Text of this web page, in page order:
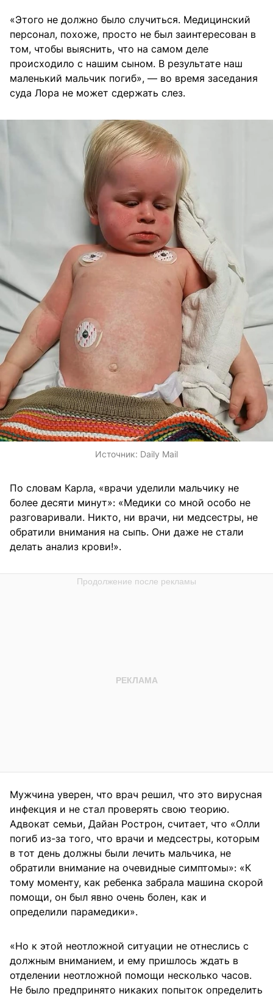
«Этого не должно было случиться. Медицинский
персонал, похоже, просто не был заинтересован в
том, чтобы выяснить, что на самом деле
происходило с нашим сыном. В результате наш
маленький мальчик погиб», — во время заседания
суда Лора не может сдержать слез.
Источник: Daily Mail
По словам Карла, «врачи уделили мальчику не
более десяти минут»: «Медики со мной особо не
разговаривали. Никто, ни врачи, ни медсестры, не
обратили внимания на сыпь. Они даже не стали
делать анализ крови!».
Мужчина уверен, что врач решил, что это вирусная
инфекция и не стал проверять свою теорию.
Адвокат семьи, Дайан Рострон, считает, что «Олли
погиб из-за того, что врачи и медсестры, которым
в тот день должны были лечить мальчика, не
обратили внимание на очевидные симптомы»: «К
тому моменту, как ребенка забрала машина скорой
помощи, он был явно очень болен, как и
определили парамедики».
«Но к этой неотложной ситуации не отнеслись с
должным вниманием, и ему пришлось ждать в
отделении неотложной помощи несколько часов.
Не было предпринято никаких попыток определить